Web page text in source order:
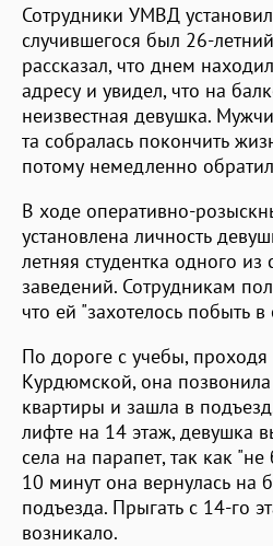
Сотрудники УМВД
случившегося был 26-
рассказал, что днем
адресу и увидел, что на
неизвестная девушка.
та собралась покончить
потому немедленно
В ходе оперативно-
установлена личность
летняя студентка одного
заведений. Сотрудникам
что ей "захотелось побыть в
По дороге с учебы,
Курдюмской, она
квартиры и зашла в
лифте на 14 этаж, девушка
села на парапет, так как "не
10 минут она вернулась на
подъезда. Прыгать с 14-го
возникало.